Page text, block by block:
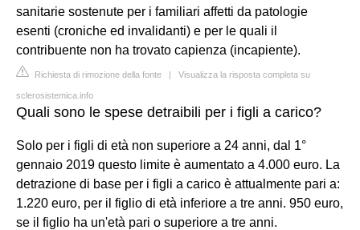
sanitarie sostenute per i familiari affetti da patologie
esenti (croniche ed invalidanti) e per le quali il
contribuente non ha trovato capienza (incapiente).
Richiesta di rimozione della fonte | Visualizza la risposta completa su
sclerosistemica.info
Quali sono le spese detraibili per i figli a carico?
Solo per i figli di età non superiore a 24 anni, dal 1°
gennaio 2019 questo limite è aumentato a 4.000 euro. La
detrazione di base per i figli a carico è attualmente pari a:
1.220 euro, per il figlio di età inferiore a tre anni. 950 euro,
se il figlio ha un'età pari o superiore a tre anni.